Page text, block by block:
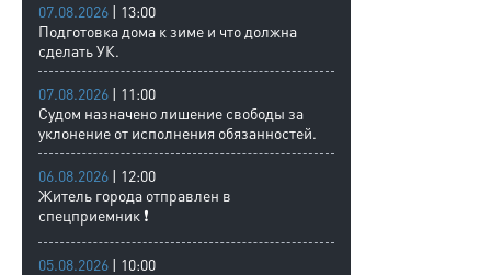
07.08.2026 | 13:00
Подготовка дома к зиме и что должна
сделать УК.
07.08.2026 | 11:00
Судом назначено лишение свободы за
уклонение от исполнения обязанностей.
06.08.2026 | 12:00
Житель города отправлен в
спецприемник ❗
05.08.2026 | 10:00